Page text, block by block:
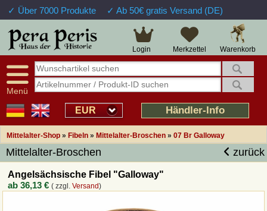
✓ Über 7000 Produkte ✓ Ab 50€ gratis Versand (DE)
Warenkorb
Merkzettel
Login
Menü
EUR Händler-Info
Mittelalter-Shop » Fibeln » Mittelalter-Broschen » 07 Br Galloway
Mittelalter-Broschen zurück
Angelsächsische Fibel "Galloway"
ab36,13 € ( zzgl.Versand)
Große Auswahl
Verfügbarkeitsanzeige
Sendungsverfolgung
Intelligente Navigation
Freundlicher Service
14 Tage Widerrufsrecht
Über 25 Jahre Erfahrung
Schnelle Rücküberweisung
Kulant bei Retouren
Prof. Auftragsabwicklung
Übersicht Mittelalter-Produkte
Impressum
Widerrufsfunktion